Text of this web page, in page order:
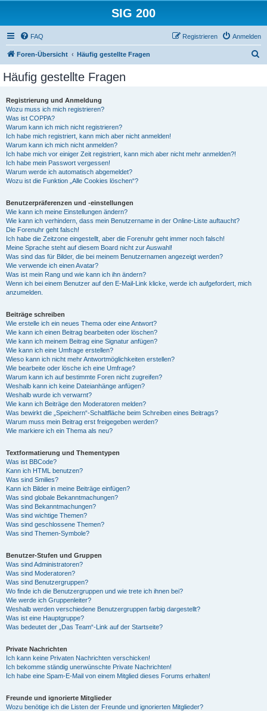
SIG 200
FAQ Anmelden
Registrieren
Foren-Übersicht Häufig gestellte Fragen
Häufig gestellte Fragen
Registrierung und Anmeldung
Wozu muss ich mich registrieren?
Was ist COPPA?
Warum kann ich mich nicht registrieren?
Ich habe mich registriert, kann mich aber nicht anmelden!
Warum kann ich mich nicht anmelden?
Ich habe mich vor einiger Zeit registriert, kann mich aber nicht mehr anmelden?!
Ich habe mein Passwort vergessen!
Warum werde ich automatisch abgemeldet?
Wozu ist die Funktion „Alle Cookies löschen“?
Benutzerpräferenzen und -einstellungen
Wie kann ich meine Einstellungen ändern?
Wie kann ich verhindern, dass mein Benutzername in der Online-Liste auftaucht?
Die Forenuhr geht falsch!
Ich habe die Zeitzone eingestellt, aber die Forenuhr geht immer noch falsch!
Meine Sprache steht auf diesem Board nicht zur Auswahl!
Was sind das für Bilder, die bei meinem Benutzernamen angezeigt werden?
Wie verwende ich einen Avatar?
Was ist mein Rang und wie kann ich ihn ändern?
Wenn ich bei einem Benutzer auf den E-Mail-Link klicke, werde ich aufgefordert, mich
anzumelden.
Beiträge schreiben
Wie erstelle ich ein neues Thema oder eine Antwort?
Wie kann ich einen Beitrag bearbeiten oder löschen?
Wie kann ich meinem Beitrag eine Signatur anfügen?
Wie kann ich eine Umfrage erstellen?
Wieso kann ich nicht mehr Antwortmöglichkeiten erstellen?
Wie bearbeite oder lösche ich eine Umfrage?
Warum kann ich auf bestimmte Foren nicht zugreifen?
Weshalb kann ich keine Dateianhänge anfügen?
Weshalb wurde ich verwarnt?
Wie kann ich Beiträge den Moderatoren melden?
Was bewirkt die „Speichern“-Schaltfläche beim Schreiben eines Beitrags?
Warum muss mein Beitrag erst freigegeben werden?
Wie markiere ich ein Thema als neu?
Textformatierung und Thementypen
Was ist BBCode?
Kann ich HTML benutzen?
Was sind Smilies?
Kann ich Bilder in meine Beiträge einfügen?
Was sind globale Bekanntmachungen?
Was sind Bekanntmachungen?
Was sind wichtige Themen?
Was sind geschlossene Themen?
Was sind Themen-Symbole?
Benutzer-Stufen und Gruppen
Was sind Administratoren?
Was sind Moderatoren?
Was sind Benutzergruppen?
Wo finde ich die Benutzergruppen und wie trete ich ihnen bei?
Wie werde ich Gruppenleiter?
Weshalb werden verschiedene Benutzergruppen farbig dargestellt?
Was ist eine Hauptgruppe?
Was bedeutet der „Das Team“-Link auf der Startseite?
Private Nachrichten
Ich kann keine Privaten Nachrichten verschicken!
Ich bekomme ständig unerwünschte Private Nachrichten!
Ich habe eine Spam-E-Mail von einem Mitglied dieses Forums erhalten!
Freunde und ignorierte Mitglieder
Wozu benötige ich die Listen der Freunde und ignorierten Mitglieder?